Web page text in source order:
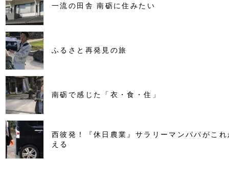
一流の田舎 南砺に住みたい
ふるさと再発見の旅
南砺で感じた「衣・食・住」
西彼発！『休日農業』サラリーマンパパがこ
える